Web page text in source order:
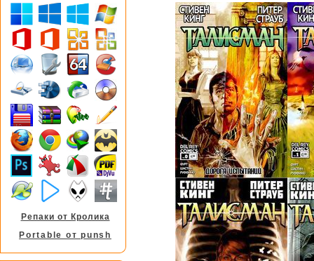
Репаки от Кролика
Portable от punsh